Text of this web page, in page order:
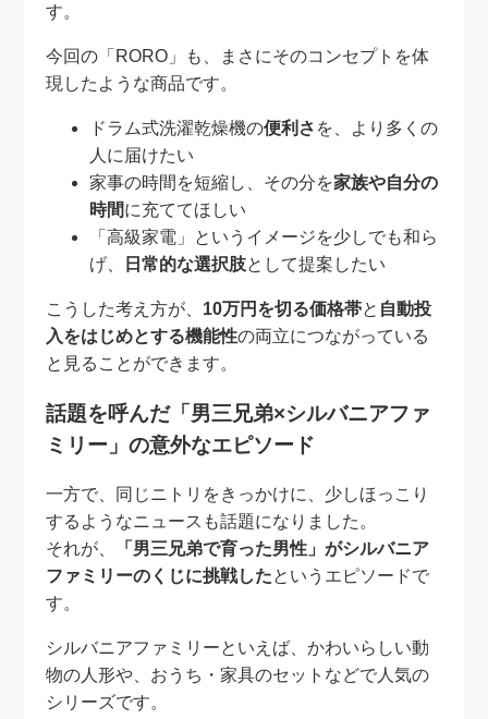
す。
今回の「RORO」も、まさにそのコンセプトを体
現したような商品です。
ドラム式洗濯乾燥機の便利さ を、より多くの
人に届けたい
家事の時間を短縮し、その分を家族や自分の
時間に充ててほしい
「高級家電」というイメージを少しでも和ら
げ、
日常的な選択肢として提案したい
こうした考え方が、 10万円を切る価格帯と 自動投
入をはじめとする機能性の両立につながっている
と見ることができます。
話題を呼んだ「男三兄弟×シルバニアファ
ミリー」の意外なエピソード
一方で、同じニトリをきっかけに、少しほっこり
するようなニュースも話題になりました。
それが、
「男三兄弟で育った男性」がシルバニア
ファミリーのくじに挑戦したというエピソードで
す。
シルバニアファミリーといえば、かわいらしい動
物の人形や、おうち・家具のセットなどで人気の
シリーズです。